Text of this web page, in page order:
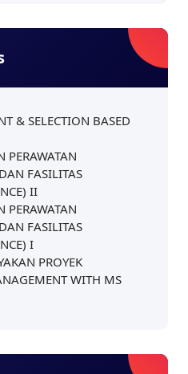
& SELECTION BASED
PERAWATAN
FASILITAS
II
PERAWATAN
FASILITAS
I
PROYEK
WITH MS